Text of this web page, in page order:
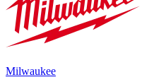
Milwaukee